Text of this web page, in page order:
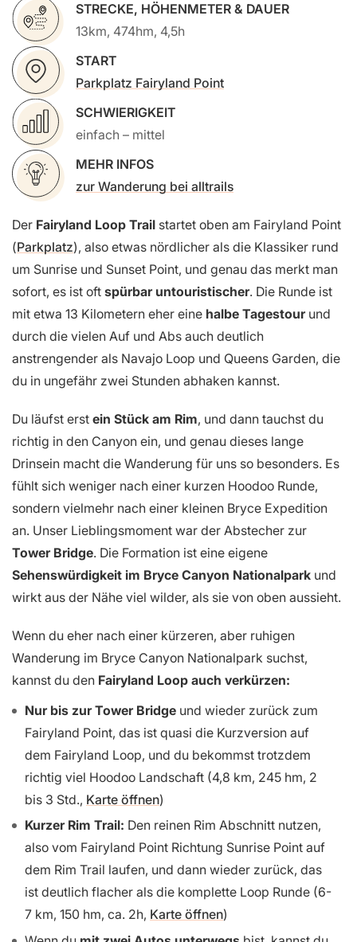
STRECKE, HÖHENMETER & DAUER
13km, 474hm, 4,5h
START
Parkplatz Fairyland Point
SCHWIERIGKEIT
einfach – mittel
MEHR INFOS
zur Wanderung bei alltrails
Der Fairyland Loop Trail startet oben am Fairyland Point
(Parkplatz), also etwas nördlicher als die Klassiker rund
um Sunrise und Sunset Point, und genau das merkt man
sofort, es ist oft spürbar untouristischer. Die Runde ist
mit etwa 13 Kilometern eher eine halbe Tagestourund
durch die vielen Auf und Abs auch deutlich
anstrengender als Navajo Loop und Queens Garden, die
du in ungefähr zwei Stunden abhaken kannst.
Du läufst erst ein Stück am Rim, und dann tauchst du
richtig in den Canyon ein, und genau dieses lange
Drinsein macht die Wanderung für uns so besonders. Es
fühlt sich weniger nach einer kurzen Hoodoo Runde,
sondern vielmehr nach einer kleinen Bryce Expedition
an. Unser Lieblingsmoment war der Abstecher zur
Tower Bridge. Die Formation ist eine eigene
Sehenswürdigkeit im Bryce Canyon Nationalpark und
wirkt aus der Nähe viel wilder, als sie von oben aussieht.
Wenn du eher nach einer kürzeren, aber ruhigen
Wanderung im Bryce Canyon Nationalpark suchst,
kannst du den Fairyland Loop auch verkürzen:
Nur bis zur Tower Bridge und wieder zurück zum
Fairyland Point, das ist quasi die Kurzversion auf
dem Fairyland Loop, und du bekommst trotzdem
richtig viel Hoodoo Landschaft (4,8 km, 245 hm, 2
bis 3 Std., Karte öffnen)
Kurzer Rim Trail: Den reinen Rim Abschnitt nutzen,
also vom Fairyland Point Richtung Sunrise Point auf
dem Rim Trail laufen, und dann wieder zurück, das
ist deutlich flacher als die komplette Loop Runde (6-
7 km, 150 hm, ca. 2h, Karte öffnen)